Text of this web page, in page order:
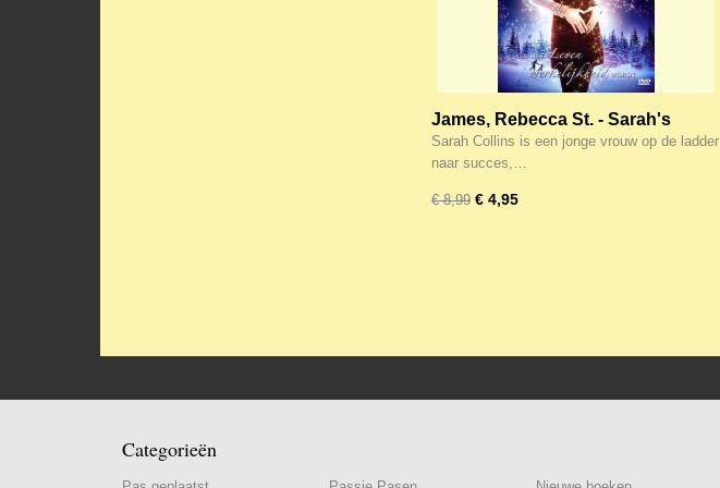
James, Rebecca St. - Sarah's
choice (Actie!)
Sarah Collins is een jonge vrouw op de ladder
naar succes,…
€ 8,99 € 4,95
Categorieën